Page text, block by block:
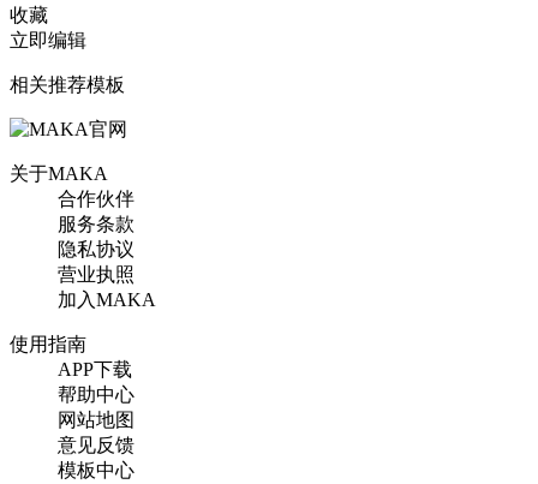
收藏
立即编辑
相关推荐模板
关于MAKA
合作伙伴
服务条款
隐私协议
营业执照
加入MAKA
使用指南
APP下载
帮助中心
网站地图
意见反馈
模板中心